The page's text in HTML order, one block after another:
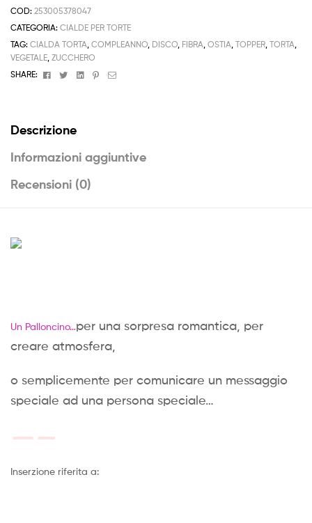
Draculaura
quantità
COD: 253005378047
CATEGORIA: CIALDE PER TORTE
TAG: CIALDA TORTA, COMPLEANNO, DISCO, FIBRA, OSTIA, TOPPER, TORTA,
VEGETALE, ZUCCHERO
SHARE:
FacebookTwitterLinkedinPinterest
Email
Descrizione
Informazioni aggiuntive
Recensioni (0)
Un Palloncino…per una sorpresa romantica, per
creare atmosfera,
o semplicemente per comunicare un messaggio
speciale ad una persona speciale…
—–
Inserzione riferita a: